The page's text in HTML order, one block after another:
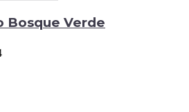
Bosque Verde